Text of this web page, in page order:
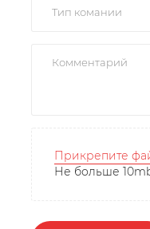
Прикрепите
Не больше